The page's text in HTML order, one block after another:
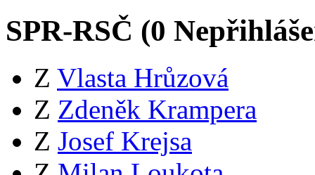
SPR-RSČ (0
Z Vlasta Hrůzová
Z Zdeněk Krampera
Z Josef Krejsa